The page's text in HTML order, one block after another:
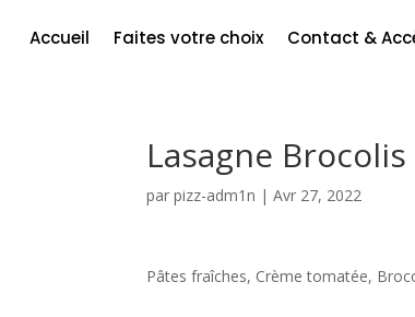
Accueil Faites votre choix Contact &
Lasagne
parpizz-adm1n |Avr 27, 2022
Pâtes fraîches, Crème tomatée,